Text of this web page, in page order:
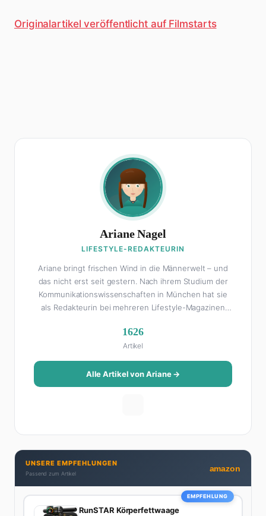
Originalartikel veröffentlicht auf Filmstarts
Ariane Nagel
LIFESTYLE-REDAKTEURIN
Ariane bringt frischen Wind in die Männerwelt – und
das nicht erst seit gestern. Nach ihrem Studium der
Kommunikationswissenschaften in München hat sie
als Redakteurin bei mehreren Lifestyle-Magazinen
Als Lifestyle-Redakteurin schreibt sie über alles, was
das Leben schöner macht: von Interior Design und
Reise-Tipps über Food-Trends bis hin zu
Beziehungsratgebern, die auch Männer gerne lesen.
Ihre Geheimwaffe: Sie weiß genau, was Frauen an
Brunch-Spot der Stadt. Ihre Interior-Tipps basieren
auf echter Erfahrung – ihre Wohnung wurde schon
zweimal in Design-Blogs gefeatured.
1626
Artikel
Alle Artikel von Ariane →
UNSERE EMPFEHLUNGEN
Passend zum Artikel
amazon
EMPFEHLUNG
RunSTAR Körperfettwaage